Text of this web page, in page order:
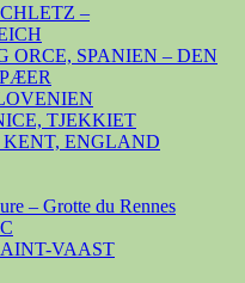
–
ORCE, SPANIEN – DEN
TJEKKIET
ENGLAND
– Grotte du Rennes
VAAST